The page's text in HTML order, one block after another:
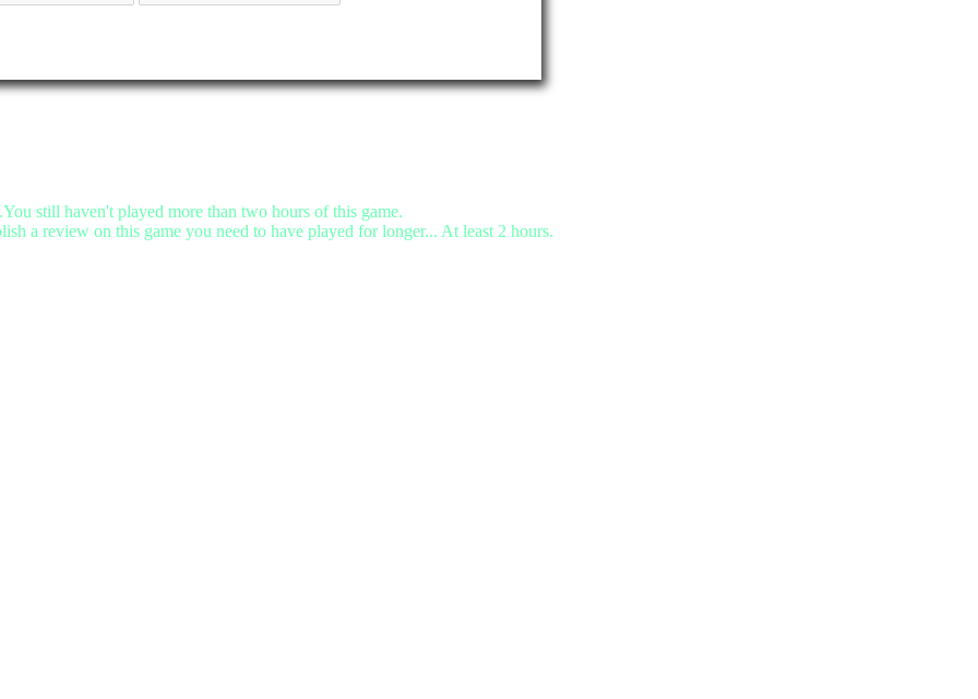
still haven't played more than two hours of this game.
a review on this game you need to have played for longer... At least 2 hours.